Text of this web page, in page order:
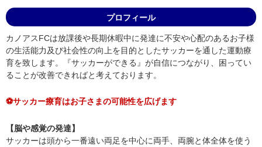
プロフィール
カノアスFCは放課後や長期休暇中に発達に不安や心配のあるお子様
の生活能力及び社会性の向上を目的としたサッカーを通した運動療
育を致します。『サッカーができる』が自信につながり、困ってい
ることが改善できればと考えております。
⚽サッカー療育はお子さまの可能性を広げます
【脳や感覚の発達】
サッカーは頭から一番遠い両足を中心に両手、両腕と体全体を使う